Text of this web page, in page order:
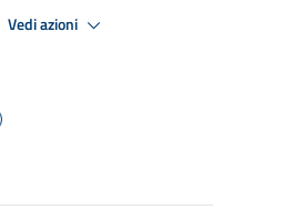
Vedi azioni